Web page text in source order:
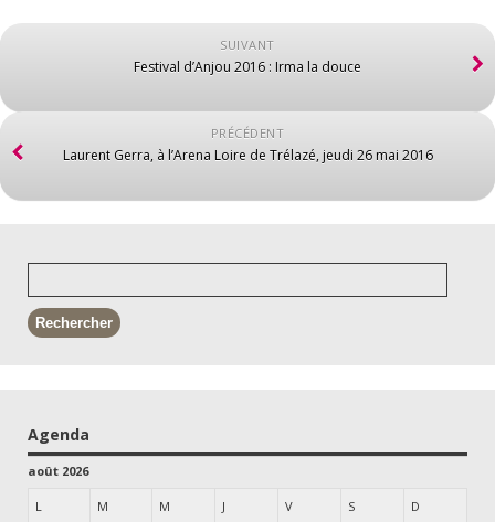
SUIVANT
Festival d’Anjou 2016 : Irma la douce
PRÉCÉDENT
Laurent Gerra, à l’Arena Loire de Trélazé, jeudi 26 mai 2016
Agenda
août 2026
L M M J V S D